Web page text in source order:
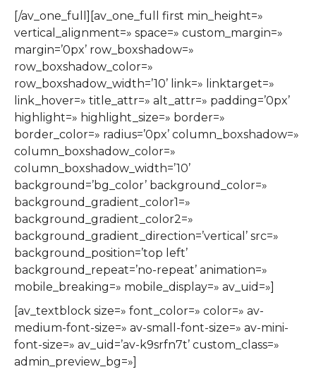
[/av_one_full][av_one_full first min_height=»
vertical_alignment=» space=» custom_margin=»
margin=’0px’ row_boxshadow=»
row_boxshadow_color=»
row_boxshadow_width=’10’ link=» linktarget=»
link_hover=» title_attr=» alt_attr=» padding=’0px’
highlight=» highlight_size=» border=»
border_color=» radius=’0px’ column_boxshadow=»
column_boxshadow_color=»
column_boxshadow_width=’10’
background=’bg_color’ background_color=»
background_gradient_color1=»
background_gradient_color2=»
background_gradient_direction=’vertical’ src=»
background_position=’top left’
background_repeat=’no-repeat’ animation=»
mobile_breaking=» mobile_display=» av_uid=»]
[av_textblock size=» font_color=» color=» av-
medium-font-size=» av-small-font-size=» av-mini-
font-size=» av_uid=’av-k9srfn7t’ custom_class=»
admin_preview_bg=»]